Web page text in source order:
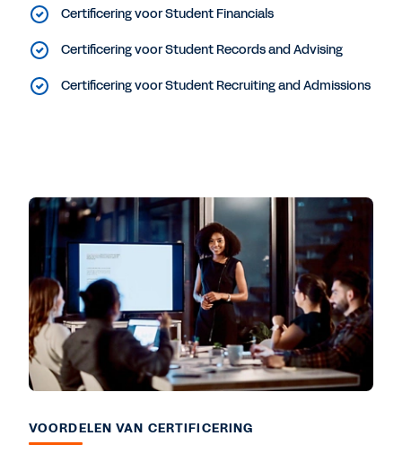
Certificering voor Student Financials
Certificering voor Student Records and Advising
Certificering voor Student Recruiting and Admissions
VOORDELEN VAN CERTIFICERING